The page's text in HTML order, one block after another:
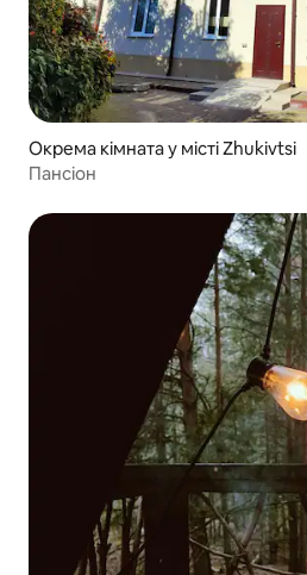
Окрема кімната у місті Zhukivtsi
Пансіон